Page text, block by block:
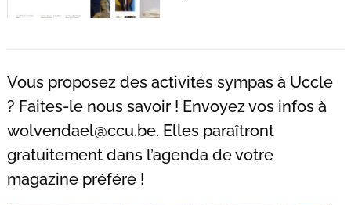
Vous proposez des activités sympas à Uccle
? Faites-le nous savoir ! Envoyez vos infos à
wolvendael@ccu.be. Elles paraîtront
gratuitement dans l’agenda de votre
magazine préféré !
Recherche
pour
: